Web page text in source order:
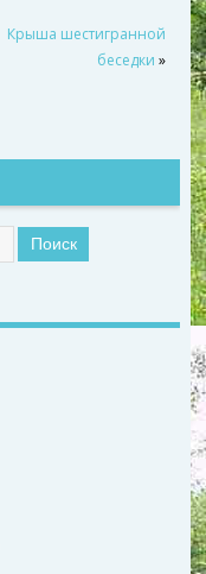
Крыша шестигранной
беседки »